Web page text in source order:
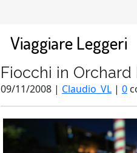
Viaggiare Leggeri
Fiocchi in Orchard
09/11/2008 | Claudio_VL | 0